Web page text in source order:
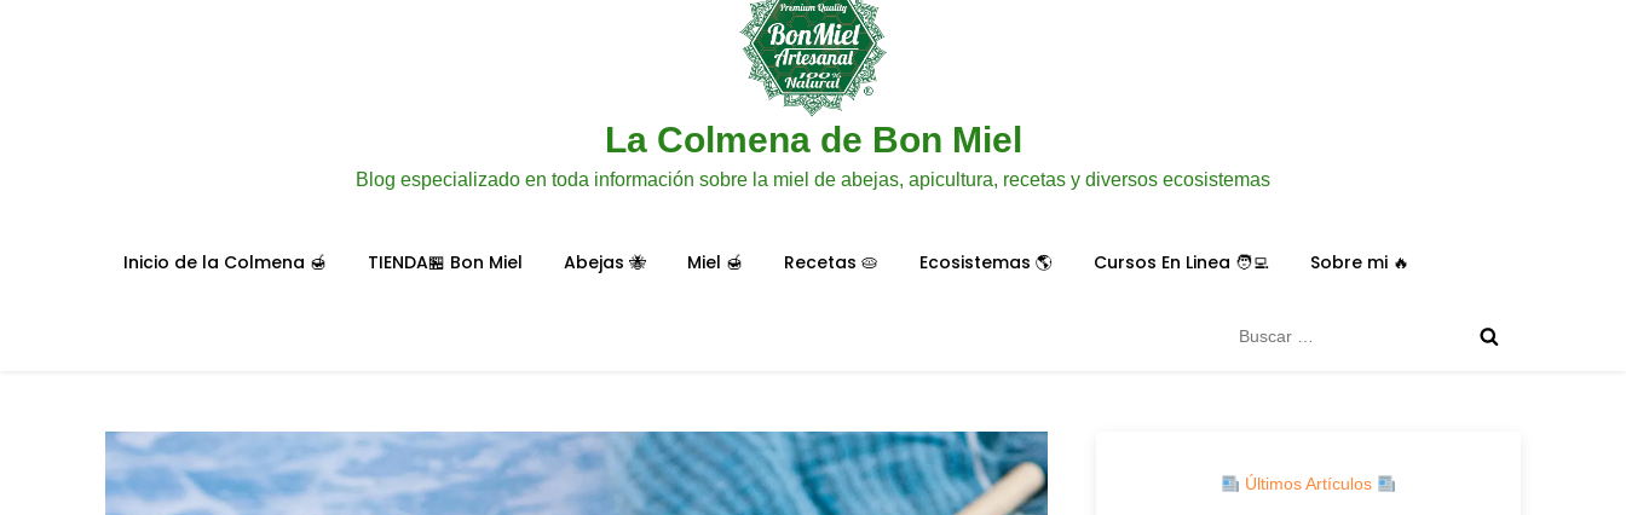
La Colmena de Bon Miel
Blog especializado en toda información sobre la miel de abejas, apicultura, recetas y diversos ecosistemas
Inicio de la Colmena 🍯 TIENDA🏪 Bon Miel Abejas 🐝 Miel 🍯 Recetas 🥧 Ecosistemas 🌎 Cursos En Linea 🧑‍💻 Sobre mi 🔥
Últimos Artículos